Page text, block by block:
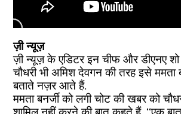
ज़ी न्यूज़
ज़ी न्यूज़ के एडिटर इन चीफ और डीएनए
चौधरी भी अमिश देवगन की तरह इसे ममता
बताते नज़र आते हैं.
ममता बनर्जी को लगी चोट की खबर को